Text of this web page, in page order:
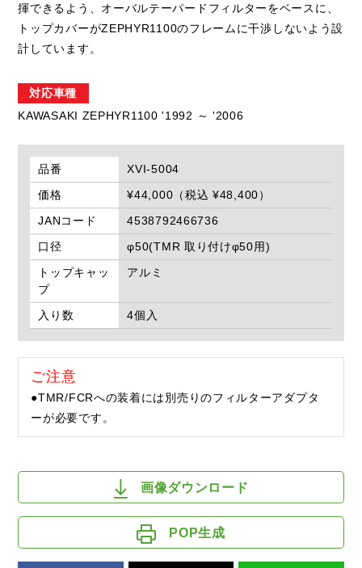
揮できるよう、オーバルテーパードフィルターをベースに、
トップカバーがZEPHYR1100のフレームに干渉しないよう設
計しています。
対応車種
KAWASAKI ZEPHYR1100 '1992 ～ '2006
品番
XVI-5004
価格
¥44,000（税込 ¥48,400）
JANコード
4538792466736
口径
φ50(TMR 取り付けφ50用)
トップキャッ
プ
アルミ
入り数 4個入
ご注意
●TMR/FCRへの装着には別売りのフィルターアダプタ
ーが必要です。
画像ダウンロード
POP生成